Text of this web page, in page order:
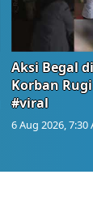
Aksi Begal
Korban
#viral
6 Aug 2026, 7:30